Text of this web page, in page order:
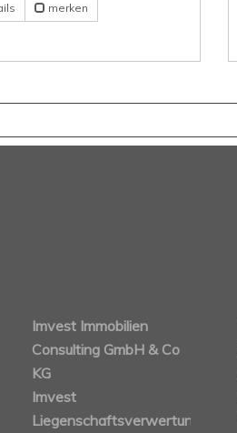
merken
Imvest Immobilien
Consulting GmbH & Co
KG
Imvest
Liegenschaftsverwertungs